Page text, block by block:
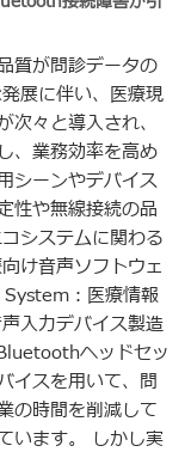
質が問診データの
展に伴い、医療現
々と導入され、
、業務効率を高め
シーンやデバイス
性や無線接続の品
システムに関わる
け音声ソフトウェ
：医療情報
入力デバイス製造
ヘッドセッ
イスを用いて、問
の時間を削減して
います。 しかし実